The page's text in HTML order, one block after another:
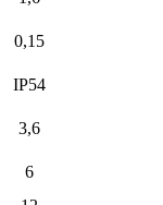
0,15
IP54
3,6
6